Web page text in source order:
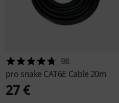
98
pro snake CAT6E Cable 20m
27 €